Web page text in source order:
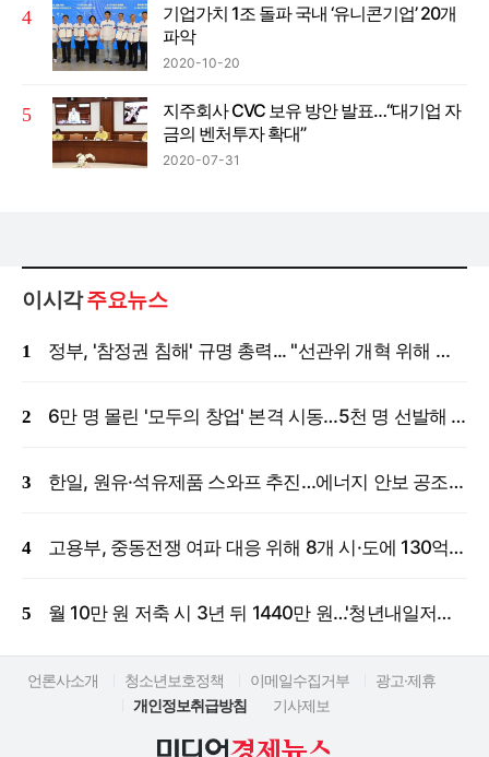
기업가치 1조 돌파 국내 ‘유니콘기업’ 20개
파악
2020-10-20
지주회사 CVC 보유 방안 발표…“대기업 자
금의 벤처투자 확대”
2020-07-31
이시각주요뉴스
정부, '참정권 침해' 규명 총력... "선관위 개혁 위해 국정조사 등 모든 조치"
6만 명 몰린 '모두의 창업' 본격 시동…5천 명 선발해 밀착 지원
한일, 원유·석유제품 스와프 추진…에너지 안보 공조 강화
고용부, 중동전쟁 여파 대응 위해 8개 시·도에 130억 원 긴급 투입
월 10만 원 저축 시 3년 뒤 1440만 원…'청년내일저축계좌' 신규 모집
언론사소개 청소년보호정책 이메일수집거부
광고·제휴
개인정보취급방침
기사제보